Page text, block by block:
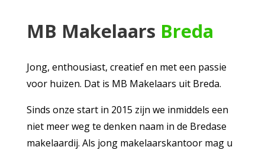
MB Makelaars Breda
Jong, enthousiast, creatief en met een passie
voor huizen. Dat is MB Makelaars uit Breda.
Sinds onze start in 2015 zijn we inmiddels een
niet meer weg te denken naam in de Bredase
makelaardij. Als jong makelaarskantoor mag u